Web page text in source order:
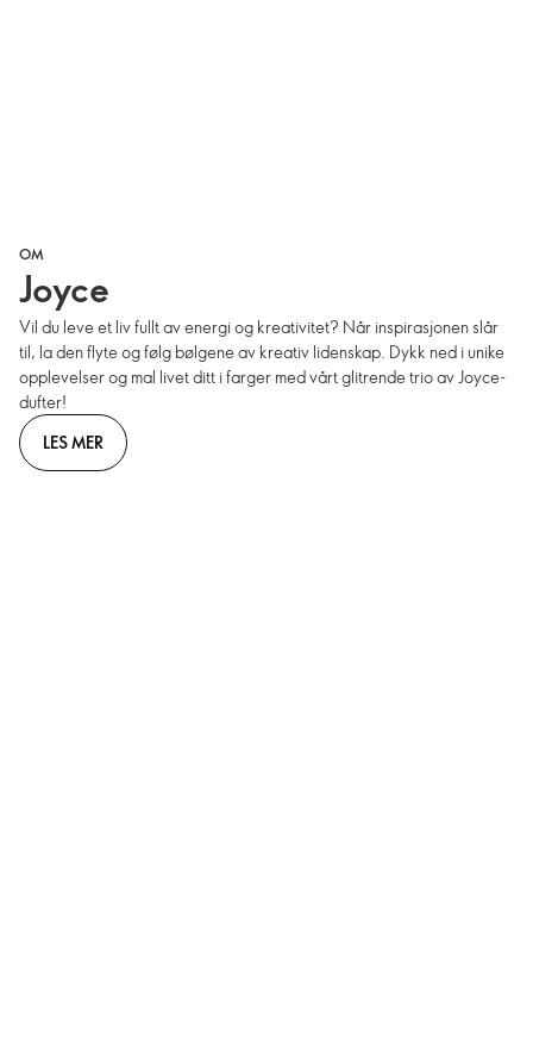
OM
Joyce
Vil du leve et liv fullt av energi og kreativitet? Når inspirasjonen slår
til, la den flyte og følg bølgene av kreativ lidenskap. Dykk ned i unike
opplevelser og mal livet ditt i farger med vårt glitrende trio av Joyce-
dufter!
LES MER